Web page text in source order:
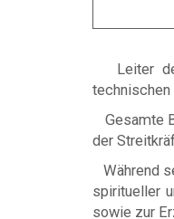
Leiter der
Gesamte
der
Während
spiritueller
sowie zur